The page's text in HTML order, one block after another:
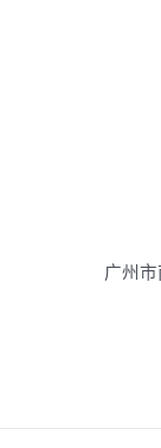
广州